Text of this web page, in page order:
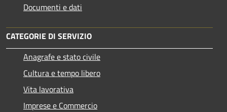
Documenti e dati
CATEGORIE DI SERVIZIO
Anagrafe e stato civile
Cultura e tempo libero
Vita lavorativa
Imprese e Commercio